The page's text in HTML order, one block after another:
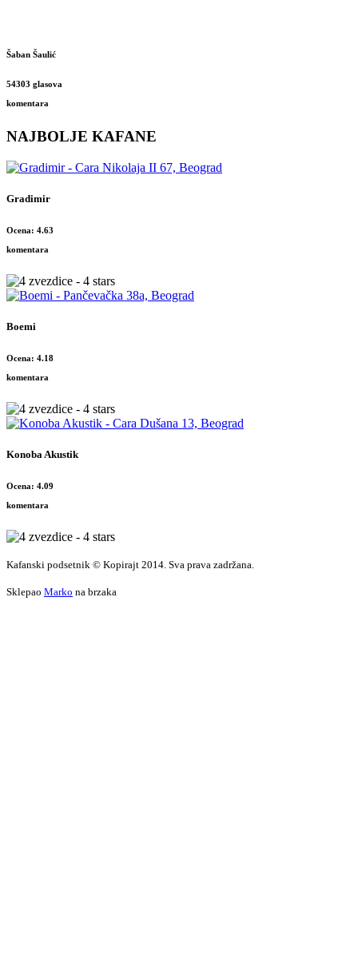
Šaban Šaulić
54303 glasova
komentara
NAJBOLJE KAFANE
Gradimir
Ocena: 4.63
komentara
Boemi
Ocena: 4.18
komentara
Konoba Akustik
Ocena: 4.09
komentara
Kafanski podsetnik © Kopirajt 2014. Sva prava zadržana.
Sklepao Marko na brzaka